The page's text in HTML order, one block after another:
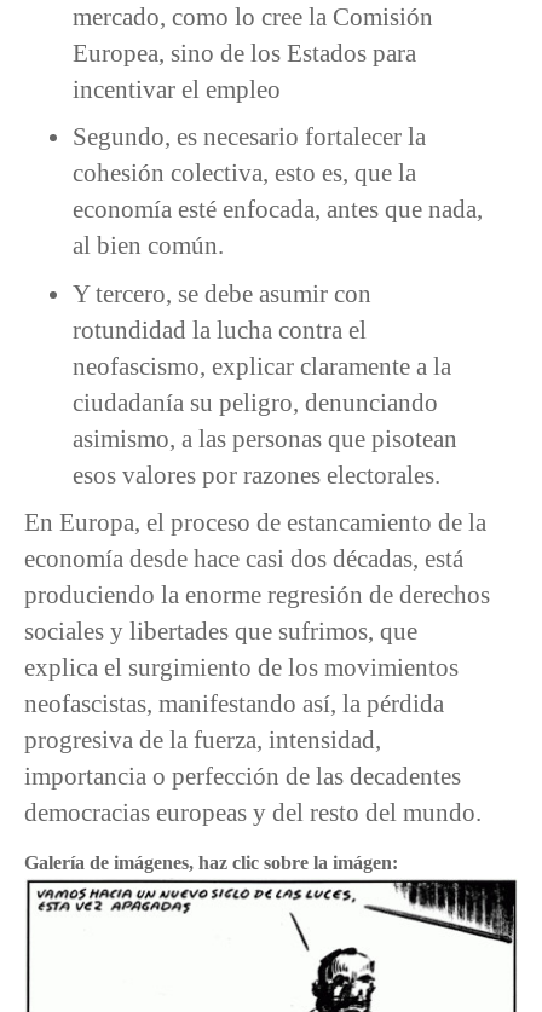
mercado, como lo cree la Comisión
Europea, sino de los Estados para
incentivar el empleo
Segundo, es necesario fortalecer la
cohesión colectiva, esto es, que la
economía esté enfocada, antes que nada,
al bien común.
Y tercero, se debe asumir con
rotundidad la lucha contra el
neofascismo, explicar claramente a la
ciudadanía su peligro, denunciando
asimismo, a las personas que pisotean
esos valores por razones electorales.
En Europa, el proceso de estancamiento de la
economía desde hace casi dos décadas, está
produciendo la enorme regresión de derechos
sociales y libertades que sufrimos, que
explica el surgimiento de los movimientos
neofascistas, manifestando así, la pérdida
progresiva de la fuerza, intensidad,
importancia o perfección de las decadentes
democracias europeas y del resto del mundo.
Galería de imágenes, haz clic sobre la imágen: